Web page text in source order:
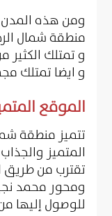
ومن هذه المدن
منطقة شمال
و تمتلك
و ايضا تمتلك
الموقع
تتميز منطقة
المتميز
تقترب من
ومحور محمد
للوصول إليها